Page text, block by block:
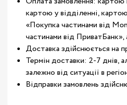
картою у відділенні,
«Покупка частинами від
частинами від
Доставка здійснюється на
Термін доставки: 2-7 днів,
залежно від ситуації в
Відправки замовлень